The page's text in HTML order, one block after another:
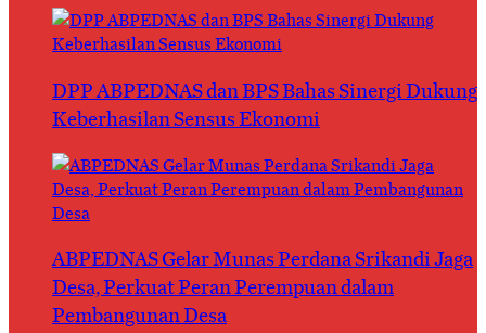
DPP ABPEDNAS dan BPS Bahas Sinergi Dukung
Keberhasilan Sensus Ekonomi
ABPEDNAS Gelar Munas Perdana Srikandi Jaga
Desa, Perkuat Peran Perempuan dalam
Pembangunan Desa